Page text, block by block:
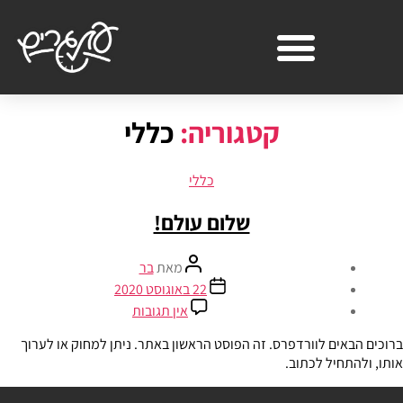
קטגוריה: כללי
כללי
שלום עולם!
מאתבר
22 באוגוסט 2020
אין תגובות
ברוכים הבאים לוורדפרס. זה הפוסט הראשון באתר. ניתן למחוק או לערוך
אותו, ולהתחיל לכתוב.